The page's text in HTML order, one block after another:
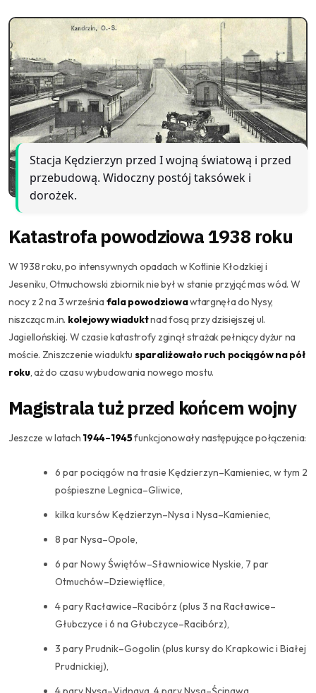
Stacja Kędzierzyn przed I wojną światową i przed
przebudową. Widoczny postój taksówek i
dorożek.
Katastrofa powodziowa 1938 roku
W 1938 roku, po intensywnych opadach w Kotlinie Kłodzkiej i
Jeseniku, Otmuchowski zbiornik nie był w stanie przyjąć mas wód. W
nocy z 2 na 3 września fala powodziowawtargnęła do Nysy,
niszcząc m.in. kolejowy wiaduktnad fosą przy dzisiejszej ul.
Jagiellońskiej. W czasie katastrofy zginął strażak pełniący dyżur na
moście. Zniszczenie wiaduktu sparaliżowało ruch pociągów na pół
roku, aż do czasu wybudowania nowego mostu.
Magistrala tuż przed końcem wojny
Jeszcze w latach 1944–1945funkcjonowały następujące połączenia:
6 par pociągów na trasie Kędzierzyn–Kamieniec, w tym 2
pośpieszne Legnica–Gliwice,
kilka kursów Kędzierzyn–Nysa i Nysa–Kamieniec,
8 par Nysa–Opole,
6 par Nowy Świętów–Sławniowice Nyskie, 7 par
Otmuchów–Dziewiętlice,
4 pary Racławice–Racibórz (plus 3 na Racławice–
Głubczyce i 6 na Głubczyce–Racibórz),
3 pary Prudnik–Gogolin (plus kursy do Krapkowic i Białej
Prudnickiej),